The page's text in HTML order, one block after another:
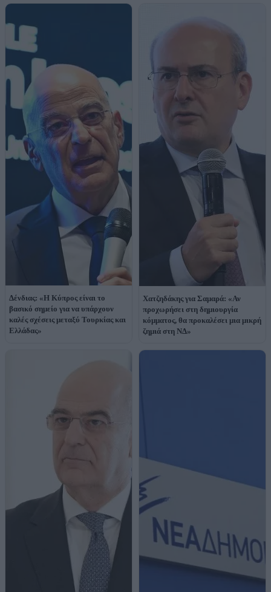
Δένδιας: «Η Κύπρος είναι το
βασικό σημείο για να υπάρχουν
καλές σχέσεις μεταξύ Τουρκίας και
Ελλάδας»
Χατζηδάκης για Σαμαρά: «Αν
προχωρήσει στη δημιουργία
κόμματος, θα προκαλέσει μια μικρή
ζημιά στη ΝΔ»